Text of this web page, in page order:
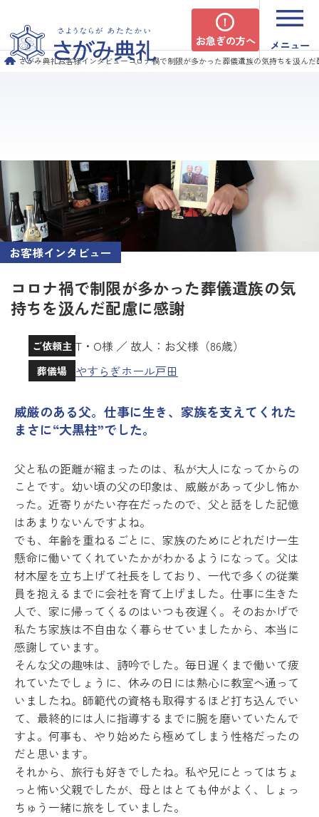
お急ぎの方へ メニュー
さがみ典礼お客様インタビューコロナ禍で制限が多かった葬儀遺族の気持ちを汲んだ
お客様インタビュー
コロナ禍で制限が多かった葬儀遺族の気
持ちを汲んだ配慮に感謝
ご依頼主 T・O様 ／ 故人：お父様（86歳）
葬儀場 やすらぎホール戸田
威厳のある父。仕事に生き、家族を支えてくれた
まさに“大黒柱”でした。
父と私の距離が縮まったのは、私が大人になってからの
ことです。幼い頃の父の印象は、威厳があって少し怖か
った。近寄りがたい存在だったので、父と話をした記憶
はあまりないんですよね。
でも、年齢を重ねるごとに、家族のためにどれだけ一生
懸命に働いてくれていたかがわかるようになって。父は
材木屋を立ち上げて社長をしており、一代で多くの従業
員を抱えるまでに会社を育て上げました。仕事に生きた
人で、家に帰ってくるのはいつも夜遅く。そのおかげで
私たち家族は不自由なく暮らせていましたから、本当に
感謝しています。
そんな父の趣味は、詩吟でした。毎日遅くまで働いて疲
れていたでしょうに、休みの日には熱心に教室へ通って
いましたね。師範代の資格も取得するほど打ち込んでい
て、最終的には人に指導するまでに腕を磨いていたんで
すよ。何事も、やり始めたら極めてしまう性格だったの
だと思います。
それから、旅行も好きでしたね。私や兄にとってはちょ
っと怖い父親でしたが、母とはとても仲がよく、しょっ
ちゅう一緒に旅をしていました。